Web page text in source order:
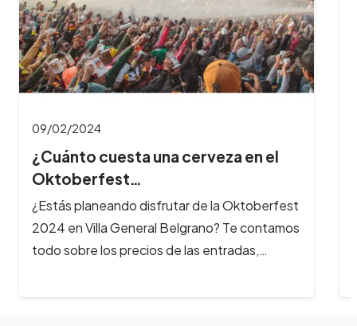
¿Querés aprovechar al máximo tu experiencia
en el Oktoberfest? Te contamos cuánto dura
la fiesta, a qué hora es mejor…